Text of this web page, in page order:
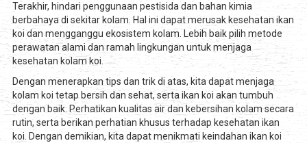
Terakhir, hindari penggunaan pestisida dan bahan kimia
berbahaya di sekitar kolam. Hal ini dapat merusak kesehatan ikan
koi dan mengganggu ekosistem kolam. Lebih baik pilih metode
perawatan alami dan ramah lingkungan untuk menjaga
kesehatan kolam koi.
Dengan menerapkan tips dan trik di atas, kita dapat menjaga
kolam koi tetap bersih dan sehat, serta ikan koi akan tumbuh
dengan baik. Perhatikan kualitas air dan kebersihan kolam secara
rutin, serta berikan perhatian khusus terhadap kesehatan ikan
koi. Dengan demikian, kita dapat menikmati keindahan ikan koi